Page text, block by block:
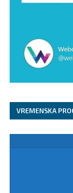
VREMENSKA